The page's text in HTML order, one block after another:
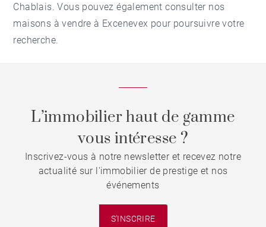
Chablais. Vous pouvez également consulter nos
maisons à vendre à Excenevex pour poursuivre votre
recherche.
L’immobilier haut de gamme
vous intéresse ?
Inscrivez-vous à notre newsletter et recevez notre
actualité sur l'immobilier de prestige et nos
événements
S'INSCRIRE